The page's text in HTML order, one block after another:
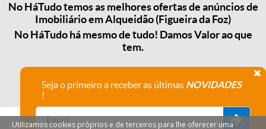
No HáTudo temos as melhores ofertas de anúncios de
Imobiliário em Alqueidão (Figueira da Foz)
No HáTudo há mesmo de tudo! Damos Valor ao que
tem.
Seja o primeiro a receber as últimas NOVIDADES
!
Utilizamos cookies próprios e de terceiros para lhe oferecer uma